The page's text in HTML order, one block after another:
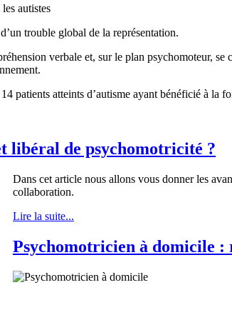
trouble global de la représentation.
verbale et, sur le plan psychomoteur,
patients atteints d’autisme ayant bénéficié à la
libéral de psychomotricité ?
Dans cet article nous allons vous donner les
collaboration.
Lire la suite...
Psychomotricien à domicile